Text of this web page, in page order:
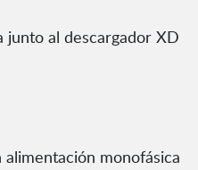
junto al descargador XD
monofásica